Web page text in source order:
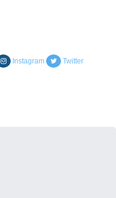
Instagram Twitter